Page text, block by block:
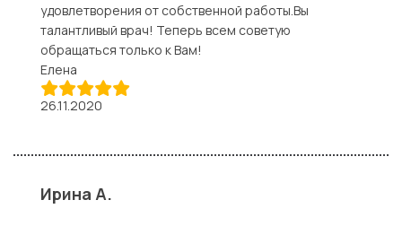
удовлетворения от собственной работы.Вы
талантливый врач! Теперь всем советую
обращаться только к Вам!
Елена
26.11.2020
Ирина А.